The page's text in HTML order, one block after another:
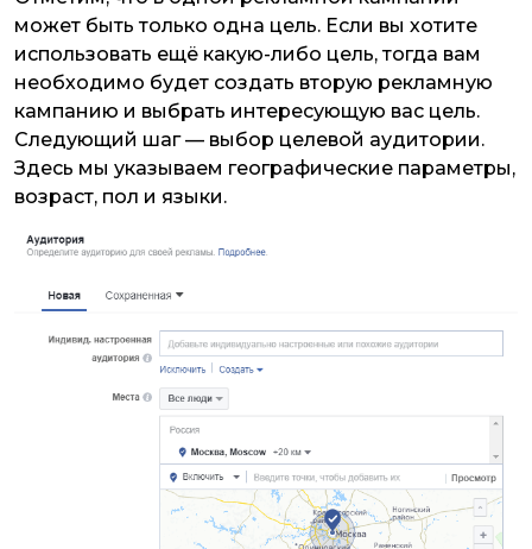
может быть только одна цель. Если вы хотите
использовать ещё какую-либо цель, тогда вам
необходимо будет создать вторую рекламную
кампанию и выбрать интересующую вас цель.
Следующий шаг — выбор целевой аудитории.
Здесь мы указываем географические параметры,
возраст, пол и языки.